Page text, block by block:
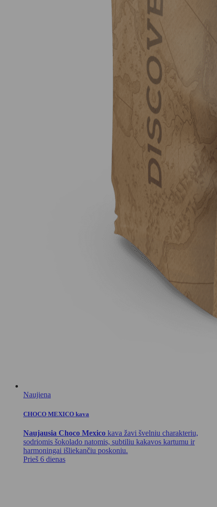
Naujiena
CHOCO MEXICO kava
Naujausia Choco Mexico kava žavi švelniu charakteriu,
sodriomis šokolado natomis, subtiliu kakavos kartumu ir
harmoningai išliekančiu poskoniu.
Prieš 6 dienas